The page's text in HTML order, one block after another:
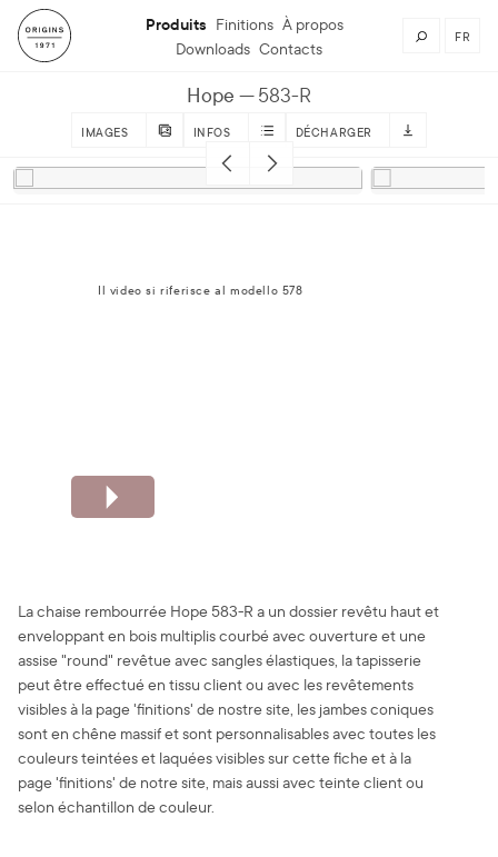
Produits Finitions À propos
Downloads Contacts
FR
Hope 583-R
IMAGES INFOS DÉCHARGER
Il video si riferisce al modello 578
La chaise rembourrée Hope 583-R a un dossier revêtu haut et
enveloppant en bois multiplis courbé avec ouverture et une
assise "round" revêtue avec sangles élastiques, la tapisserie
peut être effectué en tissu client ou avec les revêtements
visibles à la page 'finitions' de nostre site, les jambes coniques
sont en chêne massif et sont personnalisables avec toutes les
couleurs teintées et laquées visibles sur cette fiche et à la
page 'finitions' de notre site, mais aussi avec teinte client ou
selon échantillon de couleur.